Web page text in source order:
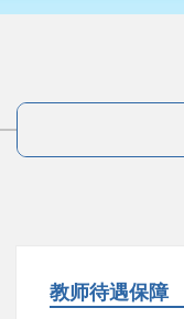
教师待遇保障